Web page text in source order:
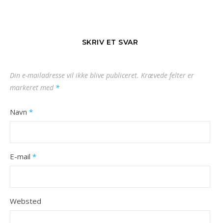
SKRIV ET SVAR
Din e-mailadresse vil ikke blive publiceret. Krævede felter er
markeret med *
Navn *
E-mail *
Websted